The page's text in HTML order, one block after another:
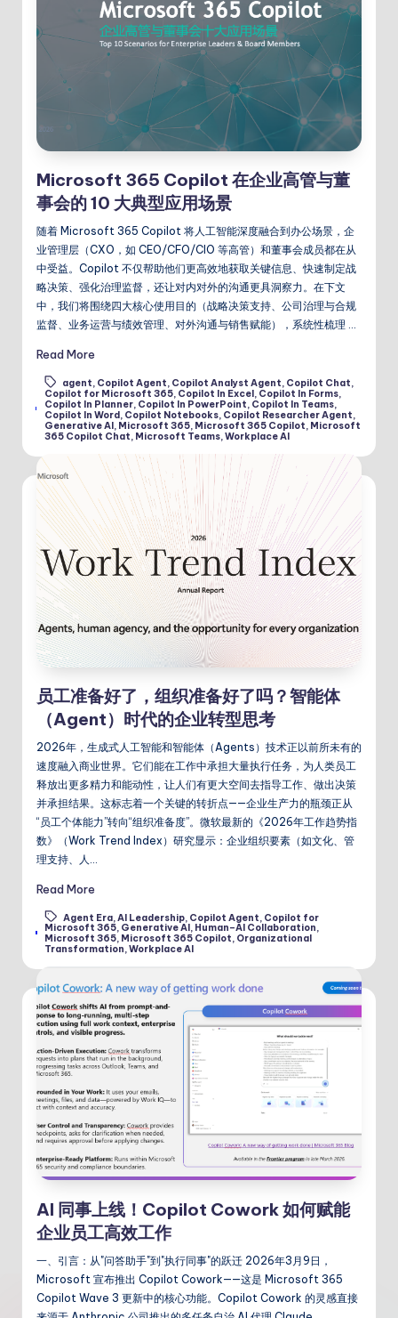
Microsoft 365 Copilot 在企业高管与董
事会的 10 大典型应用场景
随着 Microsoft 365 Copilot 将人工智能深度融合到办公场景，企
业管理层（CXO，如 CEO/CFO/CIO 等高管）和董事会成员都在从
中受益。Copilot 不仅帮助他们更高效地获取关键信息、快速制定战
略决策、强化治理监督，还让对内对外的沟通更具洞察力。在下文
中，我们将围绕四大核心使用目的（战略决策支持、公司治理与合规
监督、业务运营与绩效管理、对外沟通与销售赋能），系统性梳理 …
Read More
Tags:
agent, Copilot Agent, Copilot Analyst Agent, Copilot Chat,
Copilot for Microsoft 365, Copilot In Excel, Copilot In Forms,
Copilot In Planner, Copilot In PowerPoint, Copilot In Teams,
Copilot In Word, Copilot Notebooks, Copilot Researcher Agent,
Generative AI, Microsoft 365, Microsoft 365 Copilot, Microsoft
365 Copilot Chat, Microsoft Teams,Workplace AI
员工准备好了，组织准备好了吗？智能体
（Agent）时代的企业转型思考
2026年，生成式人工智能和智能体（Agents）技术正以前所未有的
速度融入商业世界。它们能在工作中承担大量执行任务，为人类员工
释放出更多精力和能动性，让人们有更大空间去指导工作、做出决策
并承担结果。这标志着一个关键的转折点——企业生产力的瓶颈正从
“员工个体能力”转向“组织准备度”。微软最新的《2026年工作趋势指
数》（Work Trend Index）研究显示：企业组织要素（如文化、管
理支持、人…
Read More
Tags:
Agent Era, AI Leadership, Copilot Agent Copilot for
Microsoft 365, Generative AI , Human–AI Collaboration,
Microsoft 365, Microsoft 365 Copilot, Organizational
Transformation,Workplace AI
AI 同事上线！Copilot Cowork 如何赋能
企业员工高效工作
一、引言：从"问答助手"到"执行同事"的跃迁 2026年3月9日，
Microsoft 宣布推出 Copilot Cowork——这是 Microsoft 365
Copilot Wave 3 更新中的核心功能。Copilot Cowork 的灵感直接